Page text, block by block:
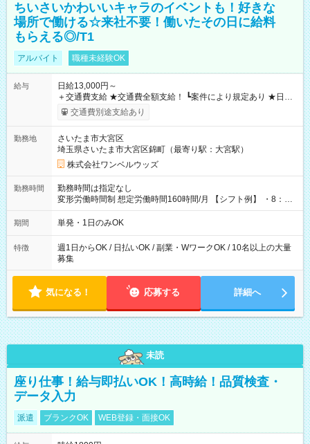
ちいさいかわいいキャラのイベントも！好きな
場所で働ける☆来社不要！働いたその日に給料
もらえる◎/T1
アルバイト 職種未経験OK
給与
日給13,000円～
＋交通費支給 ★交通費全額支給！ ┗案件により規定あり ★日払
いOK！（規定あり） ┗働いたその日に現金GET♪ お仕事後はコ
ンビニATMから 日払い分を引き落とせます！ 【試用期間】試
交通費別途支給あり
勤務地
さいたま市大宮区
埼玉県さいたま市大宮区錦町（最寄り駅：大宮駅）
株式会社ワンベルウッズ
勤務時間
勤務時間は指定なし
変形労働時間制 想定労働時間160時間/月 【シフト例】 ・8：00
～21：00
期間 単発・1日のみOK
特徴
週1日からOK / 日払いOK / 副業・WワークOK / 10名以上の大量
募集
気になる！ 応募する 詳細へ
未読
座り仕事！給与即払いOK！高時給！品質検査・
データ入力
派遣 ブランクOK WEB登録・面接OK